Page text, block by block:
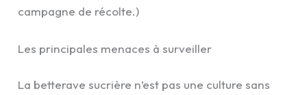
campagne de récolte.)
Les principales menaces à surveiller
La betterave sucrière n’est pas une culture sans